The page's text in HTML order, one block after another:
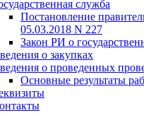
служба
Постановление
05.03.2018 N 227
Закон РИ о
о закупках
о проведенных
Основные результаты